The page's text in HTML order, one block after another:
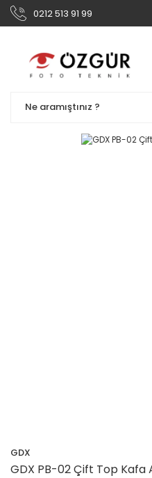
0212 513 91 99
GDX
GDX PB-02 Çift Top Kafa